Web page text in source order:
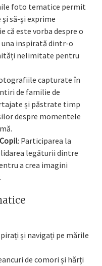
foto tematice permit
să-și exprime
că este vorba despre o
una inspirată dintr-o
nelimitate pentru
capturate în
de familie de
și păstrate timp
despre momentele
: Participarea la
legăturii dintre
a crea imagini
și navigați pe mările
de comori și hărți